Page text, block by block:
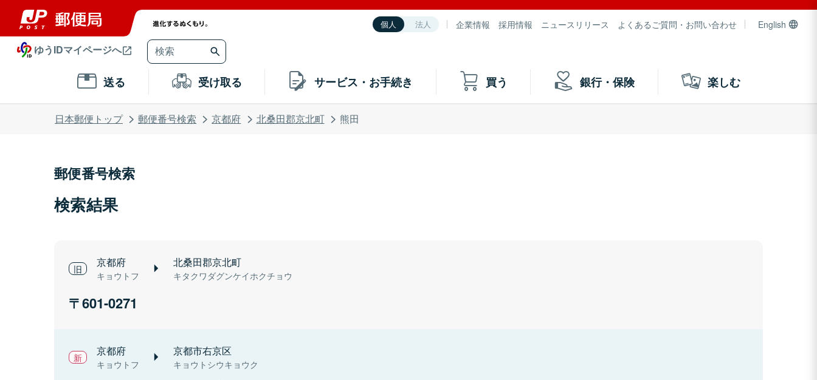
個人 法人 企業情報 採用情報 ニュースリリース よくあるご質問・お問い合わせ English
ゆうIDマイページへ
送る 受け取る サービス・お手続き 買う 銀行・保険 楽しむ
日本郵便トップ 郵便番号検索 京都府 北桑田郡京北町 熊田
郵便番号検索
検索結果
京都府
キョウトフ
北桑田郡京北町
キタクワダグンケイホクチョウ
601-0271
京都府
キョウトフ
京都市右京区
キョウトシウキョウク